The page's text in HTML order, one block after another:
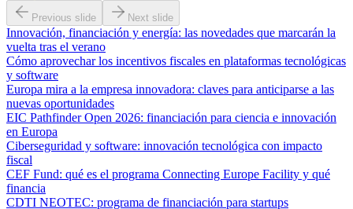
Previous slide Next slide
Innovación, financiación y energía: las novedades que marcarán la
vuelta tras el verano
Cómo aprovechar los incentivos fiscales en plataformas tecnológicas
y software
Europa mira a la empresa innovadora: claves para anticiparse a las
nuevas oportunidades
EIC Pathfinder Open 2026: financiación para ciencia e innovación
en Europa
Ciberseguridad y software: innovación tecnológica con impacto
fiscal
CEF Fund: qué es el programa Connecting Europe Facility y qué
financia
CDTI NEOTEC: programa de financiación para startups